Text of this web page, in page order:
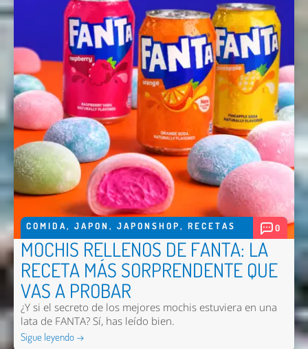
COMIDA, JAPON , JAPONSHOP, RECETAS 0
MOCHIS RELLENOS DE FANTA: LA
RECETA MÁS SORPRENDENTE QUE
VAS A PROBAR
¿Y si el secreto de los mejores mochis estuviera en una
lata de FANTA? Sí, has leído bien.
Sigue leyendo →